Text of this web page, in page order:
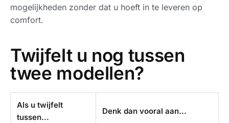
mogelijkheden zonder dat u hoeft in te leveren op
comfort.
Twijfelt u nog tussen
twee modellen?
Als u twijfelt
tussen...
Denk dan vooral aan...